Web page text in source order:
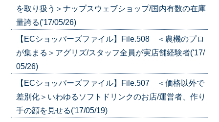
を取り扱う＞ナップスウェブショップ/国内有数の在庫
量誇る('17/05/26)
【ECショッパーズファイル】File.508 ＜農機のプロ
が集まる＞アグリズ/スタッフ全員が実店舗経験者('17/
05/26)
【ECショッパーズファイル】File.507 ＜価格以外で
差別化＞いわゆるソフトドリンクのお店/運営者、作り
手の顔を見せる('17/05/19)